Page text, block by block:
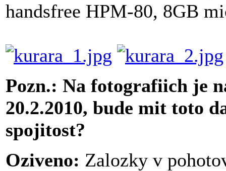
handsfree HPM-80, 8GB
Pozn.: Na fotografiich je
20.2.2010, bude mit toto
spojitost?
Oziveno: Zalozky v